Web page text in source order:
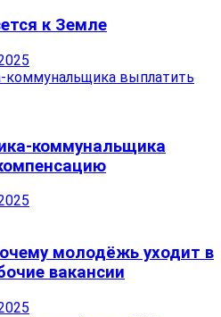
к Земле
коммунальщика
молодёжь уходит в
вакансии